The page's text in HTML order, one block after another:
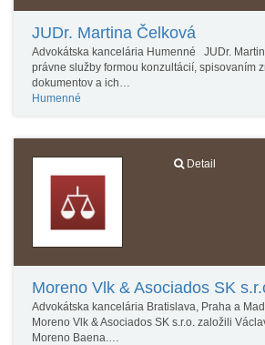
JUDr. Martina Čelková
Advokátska kancelária Humenné JUDr.
právne služby formou konzultácií, spisovaním
dokumentov a ich…
Humenné
Detail
Moreno Vlk & Asociados SK
Advokátska kancelária Bratislava, Praha a
Moreno Vlk & Asociados SK s.r.o. založili
Moreno Baena.…